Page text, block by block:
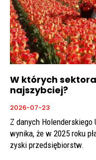
W których
najszybciej?
2026-07-23
Z danych Holenderskiego
wynika, że w 2025 roku
zyski przedsiębiorstw.